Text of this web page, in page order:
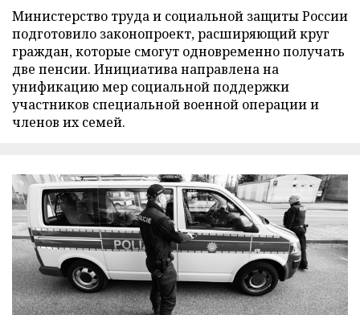
Министерство труда и социальной защиты России
подготовило законопроект, расширяющий круг
граждан, которые смогут одновременно получать
две пенсии. Инициатива направлена на
унификацию мер социальной поддержки
участников специальной военной операции и
членов их семей.